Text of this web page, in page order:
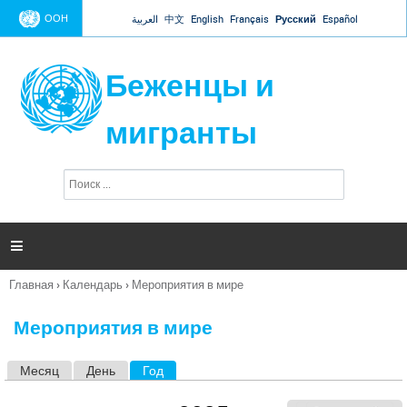
Jump to navigation
ООН العربية 中文 English Français Русский Español
Беженцы и
мигранты
п
и

Вы
Главная › Календарь › Мероприятия в мире
Мероприятия в мире
Месяц День Год